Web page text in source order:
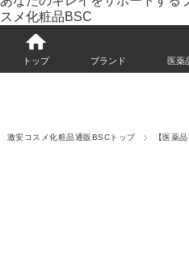
スメ化粧品BSC
トップ ブランド 医薬
激安コスメ化粧品通販BSCトップ 【医薬品